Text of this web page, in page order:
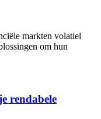
markten volatiel
om hun
rendabele